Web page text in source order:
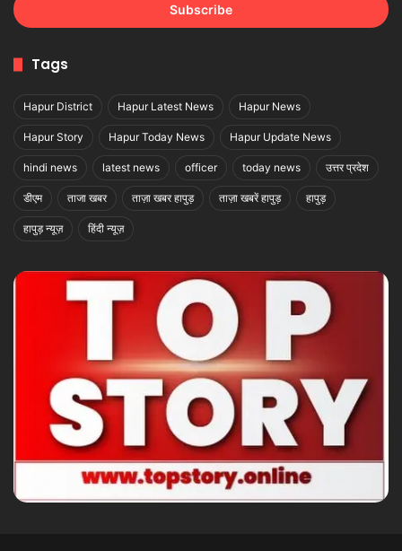
address
Tags
Hapur District Hapur Latest News Hapur News
Hapur Story Hapur Today News Hapur Update News
hindi news latest news officer today news उत्तर प्रदेश
डीएम ताजा खबर ताज़ा खबर हापुड़ ताज़ा खबरें हापुड़ हापुड़
हापुड़ न्यूज़ हिंदी न्यूज़